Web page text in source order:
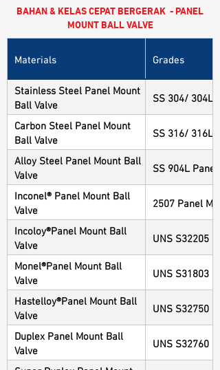
BAHAN & KELAS CEPAT BERGERAK - PANEL
MOUNT BALL VALVE
Materials Grades
Stainless Steel Panel Mount
Ball Valve
SS 304/ 304L
Carbon Steel Panel Mount
Ball Valve
SS 316/ 316L
Alloy Steel Panel Mount Ball
Valve
SS 904L Panel
Inconel® Panel Mount Ball
Valve
2507 Panel
Incoloy®Panel Mount Ball
Valve
UNS S32205
Monel®Panel Mount Ball
Valve
UNS S31803
Hastelloy®Panel Mount Ball
Valve
UNS S32750
Duplex Panel Mount Ball
Valve
UNS S32760